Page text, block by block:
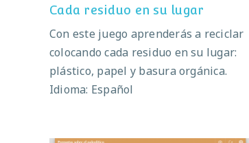
Cada residuo en su lugar
Con este juego aprenderás a reciclar
colocando cada residuo en su lugar:
plástico, papel y basura orgánica.
Idioma: Español